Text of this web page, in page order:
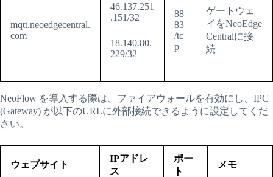
mqtt.neoedgecentral.
com
46.137.251
.151/32
18.140.80.
229/32
88
83
/tc
p
ゲートウェ
イをNeoEdge
Centralに接
続
NeoFlow を導入する際は、ファイアウォールを有効にし、IPC
(Gateway) が以下のURLに外部接続できるように設定してくだ
さい。
ウェブサイト
IPアドレ
ス
ポー
ト
メモ